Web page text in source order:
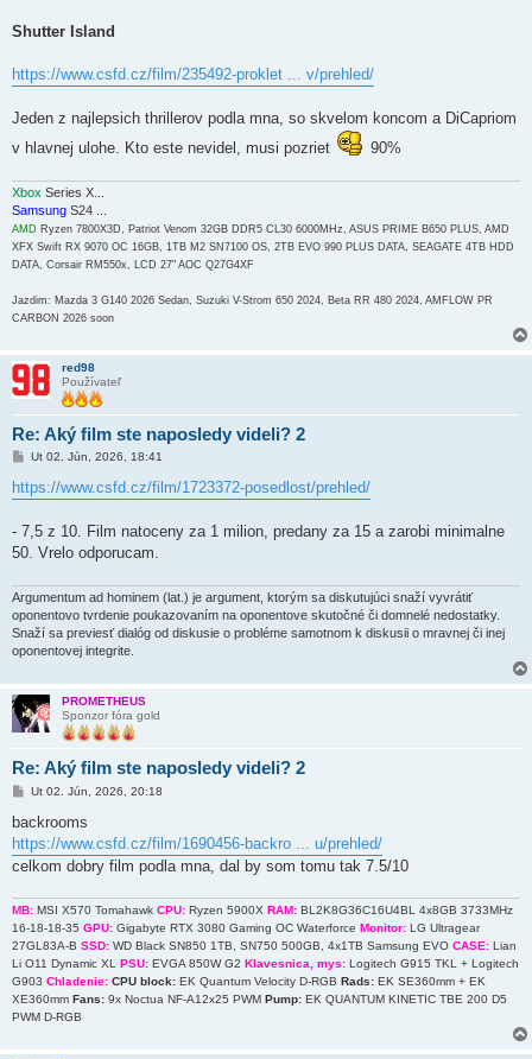
Shutter Island
https://www.csfd.cz/film/235492-proklet ... v/prehled/
Jeden z najlepsich thrillerov podla mna, so skvelom koncom a DiCapriom
v hlavnej ulohe. Kto este nevidel, musi pozriet
90%
Xbox Series X...
Samsung S24 ...
AMD Ryzen 7800X3D, Patriot Venom 32GB DDR5 CL30 6000MHz, ASUS PRIME B650 PLUS, AMD
XFX Swift RX 9070 OC 16GB, 1TB M2 SN7100 OS, 2TB EVO 990 PLUS DATA, SEAGATE 4TB HDD
DATA, Corsair RM550x, LCD 27" AOC Q27G4XF
Jazdim: Mazda 3 G140 2026 Sedan, Suzuki V-Strom 650 2024, Beta RR 480 2024, AMFLOW PR
CARBON 2026 soon
red98
Používateľ
Re: Aký film ste naposledy videli? 2
P
í
s
e
v
o
Ut 02. Jún, 2026, 18:41
https://www.csfd.cz/film/1723372-posedlost/prehled/
- 7,5 z 10. Film natoceny za 1 milion, predany za 15 a zarobi minimalne
50. Vrelo odporucam.
Argumentum ad hominem (lat.) je argument, ktorým sa diskutujúci snaží vyvrátiť
oponentovo tvrdenie poukazovaním na oponentove skutočné či domnelé nedostatky.
Snaží sa previesť dialóg od diskusie o probléme samotnom k diskusii o mravnej či inej
oponentovej integrite.
PROMETHEUS
Sponzor fóra gold
Re: Aký film ste naposledy videli? 2
P
í
p
e
v
k
Ut 02. Jún, 2026, 20:18
backrooms
https://www.csfd.cz/film/1690456-backro ... u/prehled/
celkom dobry film podla mna, dal by som tomu tak 7.5/10
MB: MSI X570 Tomahawk CPU: Ryzen 5900X RAM: BL2K8G36C16U4BL 4x8GB 3733MHz
16-18-18-35 GPU: Gigabyte RTX 3080 Gaming OC Waterforce Monitor: LG Ultragear
27GL83A-B SSD: WD Black SN850 1TB, SN750 500GB, 4x1TB Samsung EVO CASE: Lian
Li O11 Dynamic XL PSU: EVGA 850W G2 Klavesnica, mys: Logitech G915 TKL + Logitech
G903 Chladenie: CPU block: EK Quantum Velocity D-RGB Rads: EK SE360mm + EK
XE360mm Fans: 9x Noctua NF-A12x25 PWM Pump: EK QUANTUM KINETIC TBE 200 D5
PWM D-RGB